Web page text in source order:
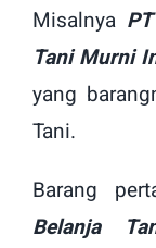
Misalnya
Tani Murni
yang
Tani.
Barang
Belanja